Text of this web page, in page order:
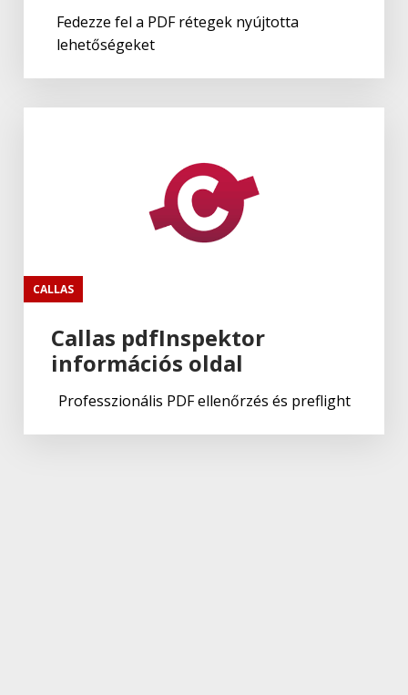
Fedezze fel a PDF rétegek nyújtotta
lehetőségeket
CALLAS
Callas pdfInspektor
információs oldal
Professzionális PDF ellenőrzés és preflight